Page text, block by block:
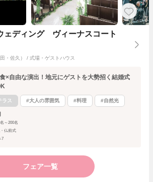
ェディング ヴィーナスコート
・佐久） / 式場・ゲストハウス
×自由な演出！地元にゲストを大勢招く結婚式
ラス #大人の雰囲気 #料理 #自然光
～200名
仏前式
7
フェア一覧